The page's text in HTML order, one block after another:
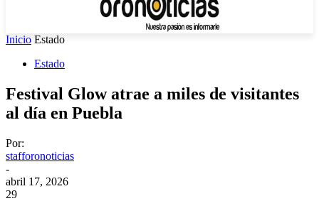
Inicio Estado
Estado
Festival Glow atrae a miles de visitantes
al día en Puebla
Por:
stafforonoticias
-
abril 17, 2026
29